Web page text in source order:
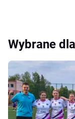
Wybrane